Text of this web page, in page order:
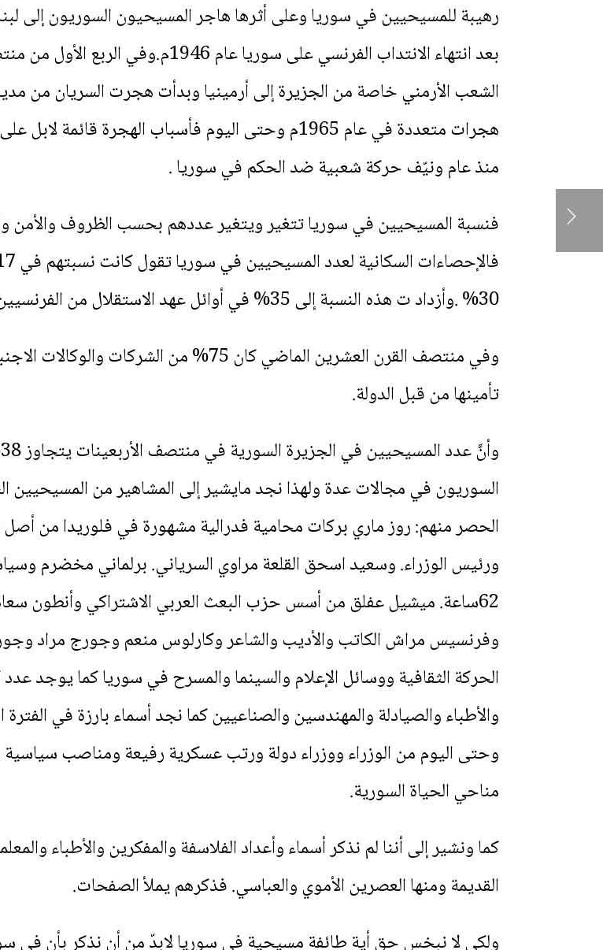
رهيبة للمسيحيين في سوريا وعلى أثرها هاجر المسيحيون السوريون إلى
بعد انتهاء الانتداب الفرنسي على
الشعب الأرمني خاصة من الجزيرة إلى أرمينيا وبدأت هجرت السريان من
هجرات متعددة في عام 1965م وحتى اليوم فأسباب
منذ عام ونيّف حركة شعبية ضد الحكم في سوريا .
فنسبة المسيحيين في سوريا تتغير ويتغير عددهم بحسب الظروف والأمن
30% .وأزداد ت هذه النسبة إلى 35% في أوائل عهد الاستقلال من الفرنسيين .
وفي منتصف القرن العشرين الماضي كان 75%
تأمينها من قبل الدولة.
السوريون في مجالات عدة ولهذا نجد مايشير إلى المشاهير من المسيحيين
الحصر منهم: روز ماري بركات محامية فدرالية مشهورة في فلوريدا من
ورئيس الوزراء. وسعيد اسحق القلعة مراوي السرياني. برلماني مخضرم
62ساعة. ميشيل عفلق من أسس حزب البعث العربي الاشتراكي وأنطون
وفرنسيس مراش الكاتب والأديب والشاعر وكارلوس منعم وجورج مراد
الحركة الثقافية ووسائل الإعلام والسينما والمسرح في سوريا كما يوجد عدد
والأطباء والصيادلة والمهندسين والصناعيين كما نجد أسماء بارزة في
وحتى اليوم من الوزراء ووزراء دولة ورتب عسكرية رفيعة ومناصب
مناحي الحياة السورية.
كما ونشير إلى أننا لم نذكر أسماء وأعداد الفلاسفة والمفكرين والأطباء
القديمة ومنها العصرين الأموي والعباسي. فذكرهم يملأ الصفحات.
ولكي لا نبخس حق أية طائفة مسيحية في سوريا لابدّ من أن نذكر بأن في